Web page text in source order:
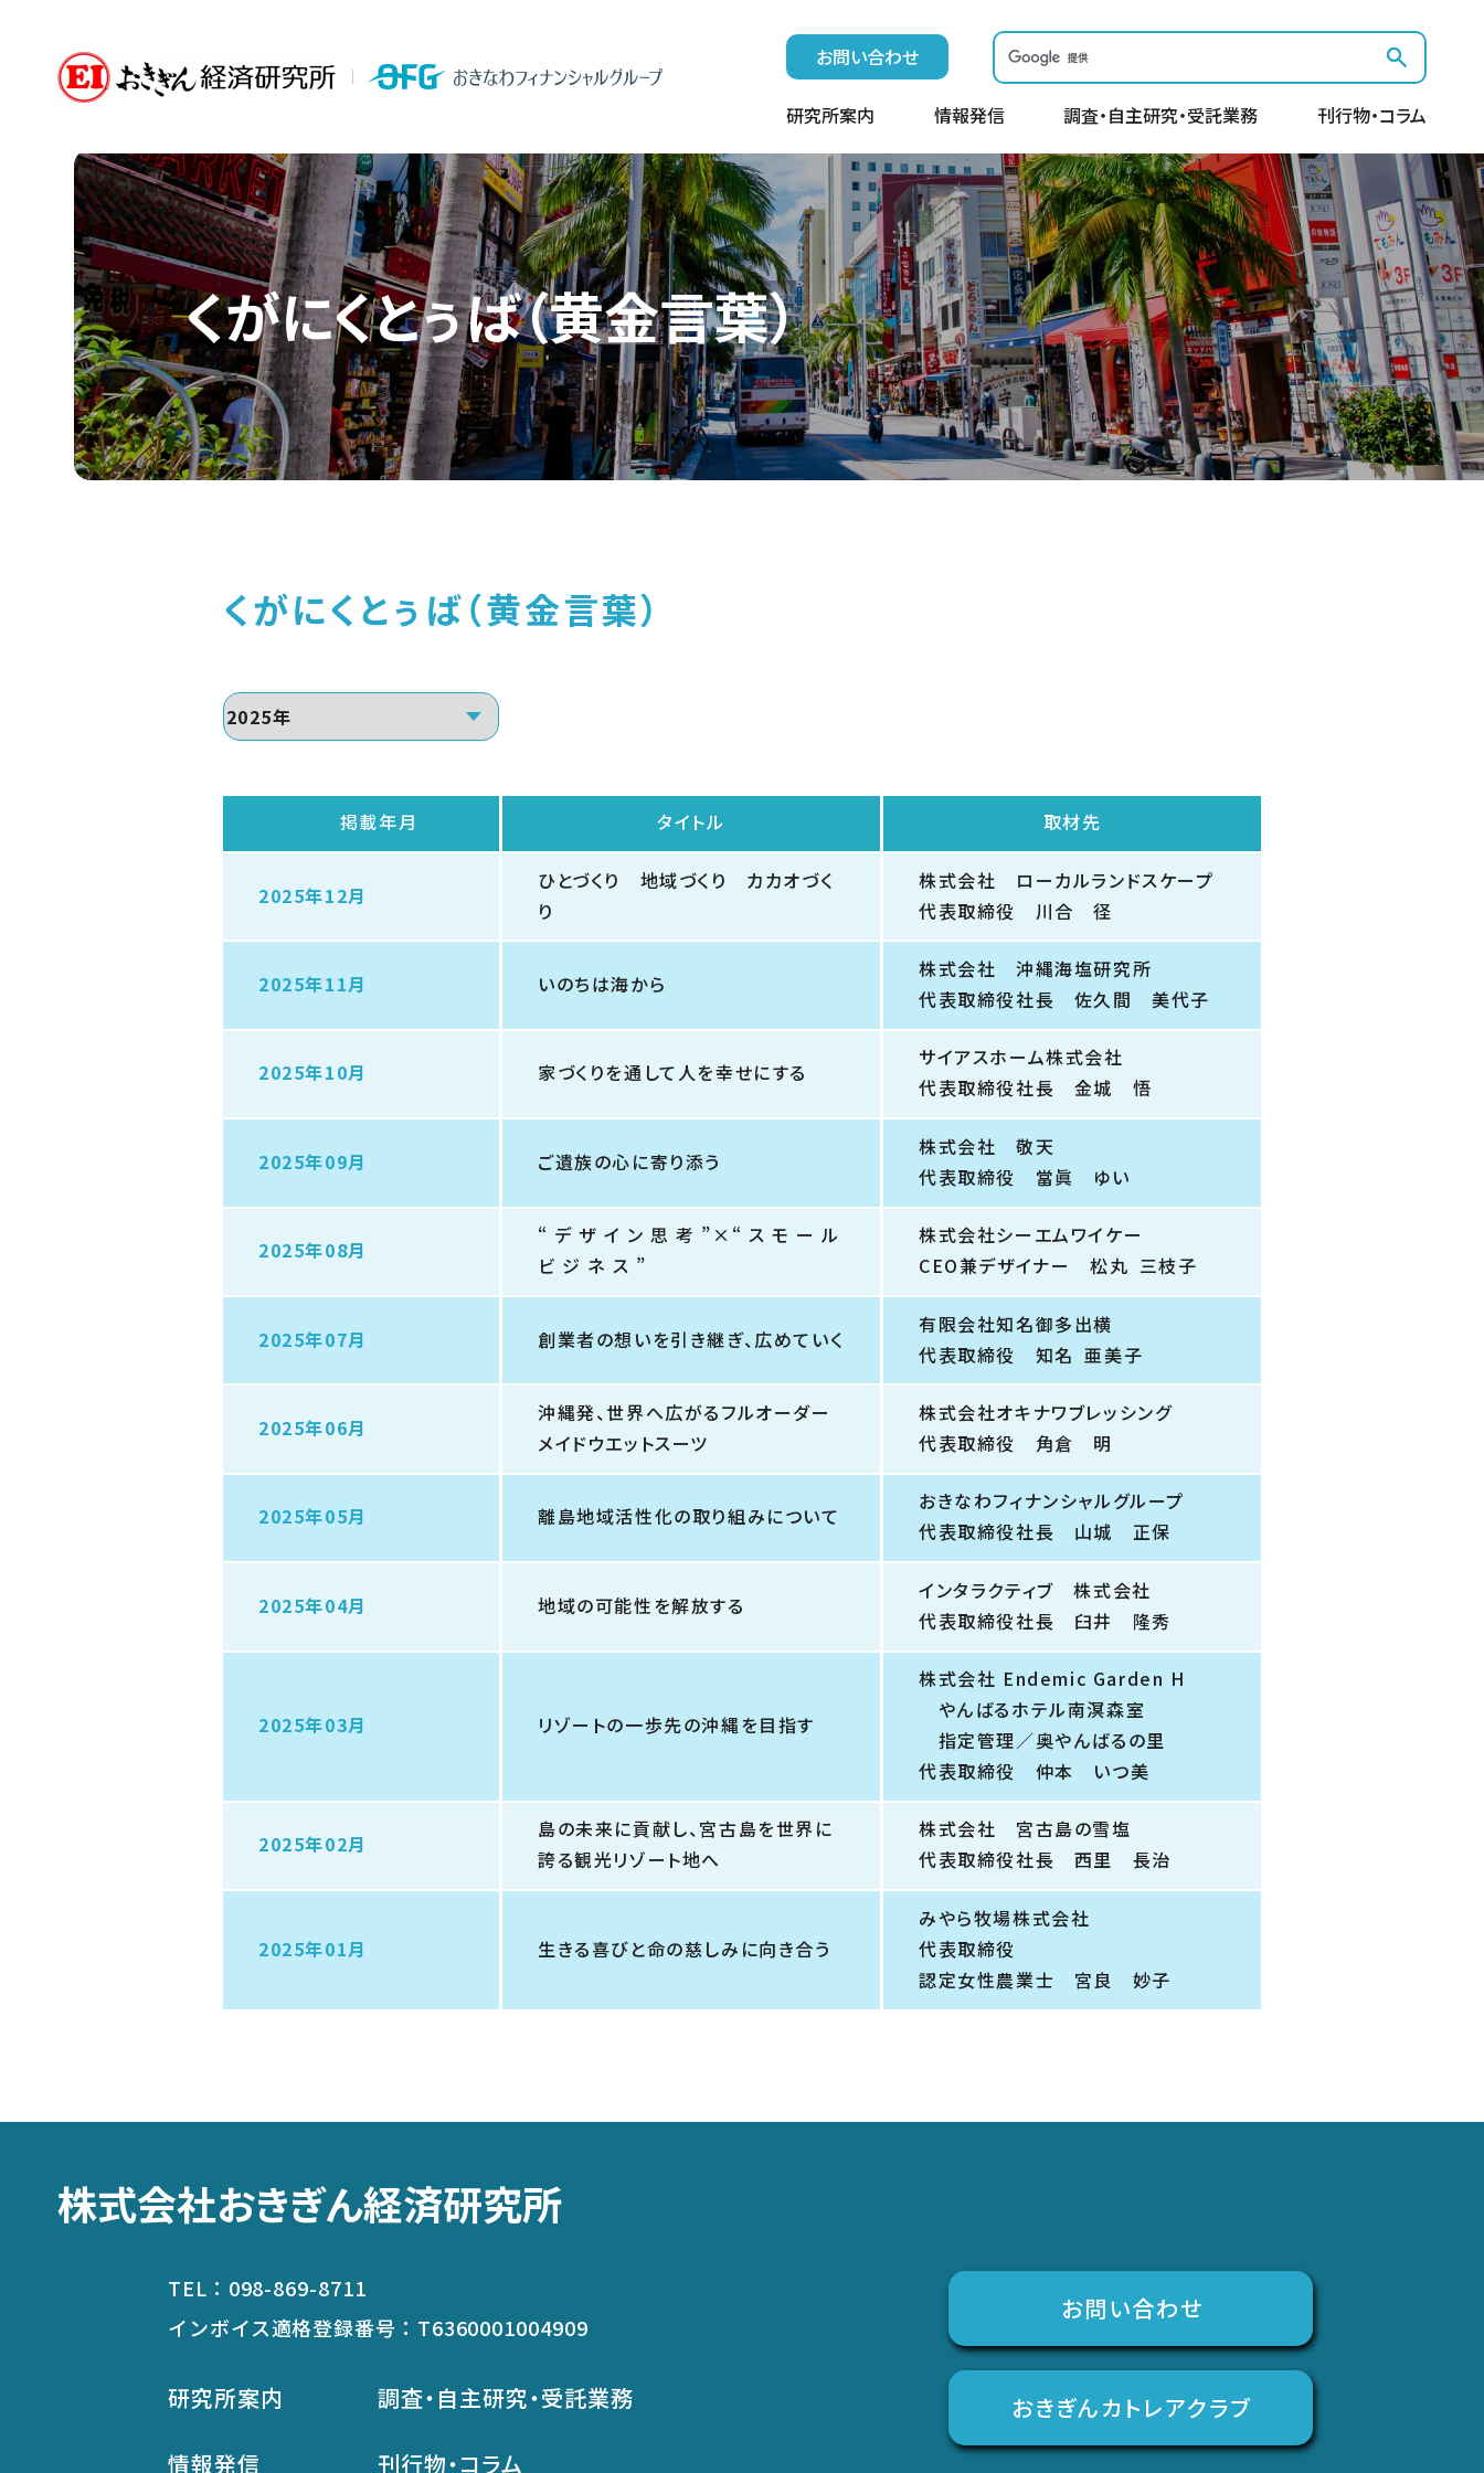
お問い合わせ
研究所案内 情報発信 調査・自主研究・受託業務 刊行物・コラム
くがにくとぅば（黄金言葉）
くがにくとぅば（黄金言葉）
掲載年月 タイトル 取材先
2025年12月
ひとづくり 地域づくり カカオづく
り
株式会社 ローカルランドスケープ
代表取締役 川合 径
2025年11月 いのちは海から
株式会社 沖縄海塩研究所
代表取締役社長 佐久間 美代子
2025年10月 家づくりを通して人を幸せにする
サイアスホーム株式会社
代表取締役社長 金城 悟
2025年09月 ご遺族の心に寄り添う
株式会社 敬天
代表取締役 當眞 ゆい
2025年08月
“ デ ザ イ ン 思 考 ”×“ ス モ ー ル
ビ ジ ネ ス ”
株式会社シーエムワイケー
CEO兼デザイナー 松丸 三枝子
2025年07月 創業者の想いを引き継ぎ、広めていく
有限会社知名御多出横
代表取締役 知名 亜美子
2025年06月
沖縄発、世界へ広がるフルオーダー
メイドウエットスーツ
株式会社オキナワブレッシング
代表取締役 角倉 明
2025年05月 離島地域活性化の取り組みについて
おきなわフィナンシャルグループ
代表取締役社長 山城 正保
2025年04月 地域の可能性を解放する
インタラクティブ 株式会社
代表取締役社長 臼井 隆秀
2025年03月 リゾートの一歩先の沖縄を目指す
株式会社 Endemic Garden H
やんばるホテル南溟森室
指定管理／奥やんばるの里
代表取締役 仲本 いつ美
2025年02月
島の未来に貢献し、宮古島を世界に
誇る観光リゾート地へ
株式会社 宮古島の雪塩
代表取締役社長 西里 長治
2025年01月 生きる喜びと命の慈しみに向き合う
みやら牧場株式会社
代表取締役
認定女性農業士 宮良 妙子
株式会社おきぎん経済研究所
TEL： 098-869-8711
インボイス適格登録番号： T6360001004909
研究所案内
情報発信
調査・自主研究・受託業務
刊行物・コラム
お問い合わせ
おきぎんカトレアクラブ